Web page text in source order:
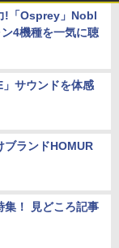
!「Osprey」Nobl
4機種を一気に聴
サウンドを体感
ブランドHOMUR
集！ 見どころ記事